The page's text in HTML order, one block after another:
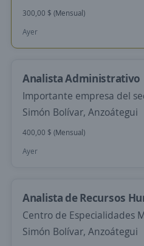
300,00 $ (Mensual)
Ayer
Analista Administrativo
Importante empresa del
Simón Bolívar, Anzoátegui
400,00 $ (Mensual)
Ayer
Analista de Recursos
Centro de Especialidades
Simón Bolívar, Anzoátegui